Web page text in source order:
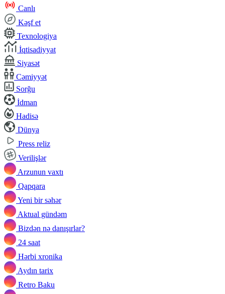
Canlı
Kəşf et
Texnologiya
İqtisadiyyat
Siyasət
Cəmiyyət
Sorğu
İdman
Hadisə
Dünya
Press reliz
Verilişlər
Arzunun vaxtı
Qapqara
Yeni bir səhər
Aktual gündəm
Bizdən nə danışırlar?
24 saat
Hərbi xronika
Aydın tarix
Retro Baku